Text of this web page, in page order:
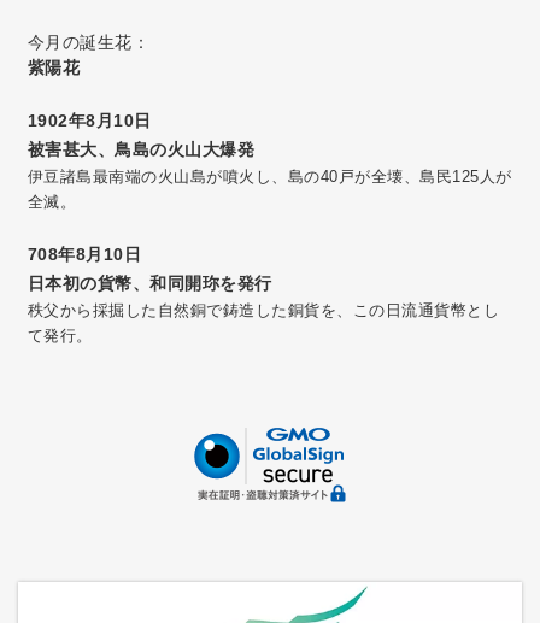
今月の誕生花：
紫陽花
1902年8月10日
被害甚大、鳥島の火山大爆発
伊豆諸島最南端の火山島が噴火し、島の40戸が全壊、島民125人が
全滅。
708年8月10日
日本初の貨幣、和同開珎を発行
秩父から採掘した自然銅で鋳造した銅貨を、この日流通貨幣とし
て発行。